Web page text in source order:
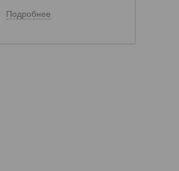
Подробнее